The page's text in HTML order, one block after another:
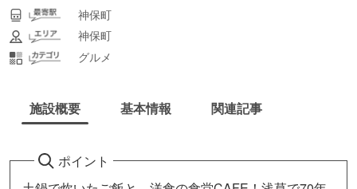
神保町
神保町
グルメ
施設概要 基本情報 関連記事
ポイント